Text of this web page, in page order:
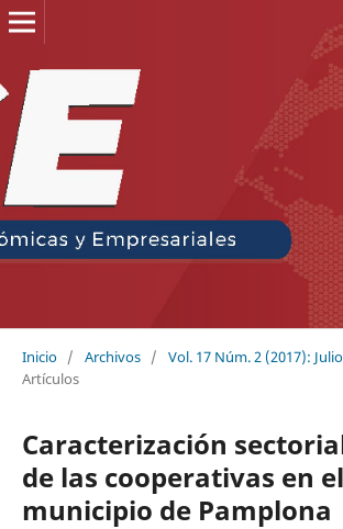
Inicio / Archivos / Vol. 17 Núm. 2 (2017):
Artículos
Caracterización
de las cooperativas en el
municipio de Pamplona